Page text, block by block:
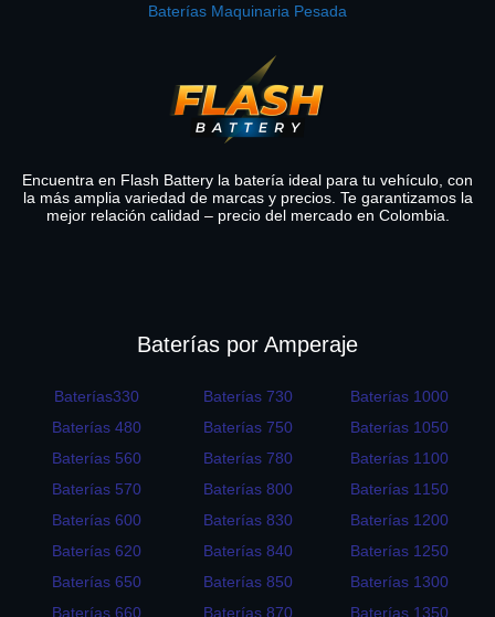
Baterías Maquinaria Pesada
Encuentra en Flash Battery la batería ideal para tu vehículo, con
la más amplia variedad de marcas y precios. Te garantizamos la
mejor relación calidad – precio del mercado en Colombia.
Baterías por Amperaje
Baterías330
Baterías 480
Baterías 560
Baterías 570
Baterías 600
Baterías 620
Baterías 650
Baterías 660
Baterías 730
Baterías 750
Baterías 780
Baterías 800
Baterías 830
Baterías 840
Baterías 850
Baterías 870
Baterías 1000
Baterías 1050
Baterías 1100
Baterías 1150
Baterías 1200
Baterías 1250
Baterías 1300
Baterías 1350